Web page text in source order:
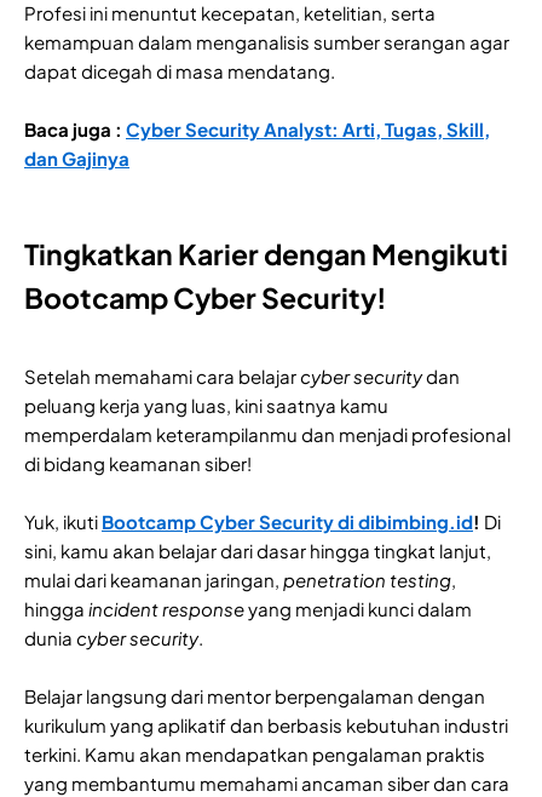
Profesi ini menuntut kecepatan, ketelitian, serta
kemampuan dalam menganalisis sumber serangan agar
dapat dicegah di masa mendatang.
Baca juga : Cyber Security Analyst: Arti, Tugas, Skill,
dan Gajinya
Tingkatkan Karier dengan Mengikuti
Bootcamp Cyber Security!
Setelah memahami cara belajarcyber securitydan
peluang kerja yang luas, kini saatnya kamu
memperdalam keterampilanmu dan menjadi profesional
di bidang keamanan siber!
Yuk, ikuti Bootcamp Cyber Security di dibimbing.id! Di
sini, kamu akan belajar dari dasar hingga tingkat lanjut,
mulai dari keamanan jaringan, penetration testing,
hingga incident responseyang menjadi kunci dalam
dunia cyber security.
Belajar langsung dari mentor berpengalaman dengan
kurikulum yang aplikatif dan berbasis kebutuhan industri
terkini. Kamu akan mendapatkan pengalaman praktis
yang membantumu memahami ancaman siber dan cara